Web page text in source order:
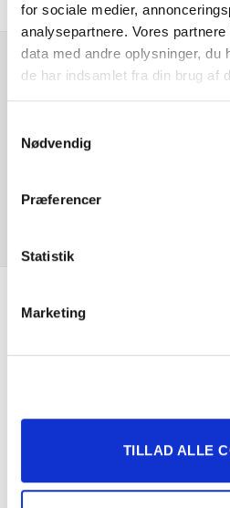
for sociale medier,
analysepartnere. Vores
data med andre oplysninger, du
de har indsamlet fra din brug af
Nødvendig
Præferencer
Statistik
Marketing
TILLAD ALLE
Dæktrykssensor
Digital instrumentering
El-håndbremse
Elektrisk bagklap
Er du
kunder